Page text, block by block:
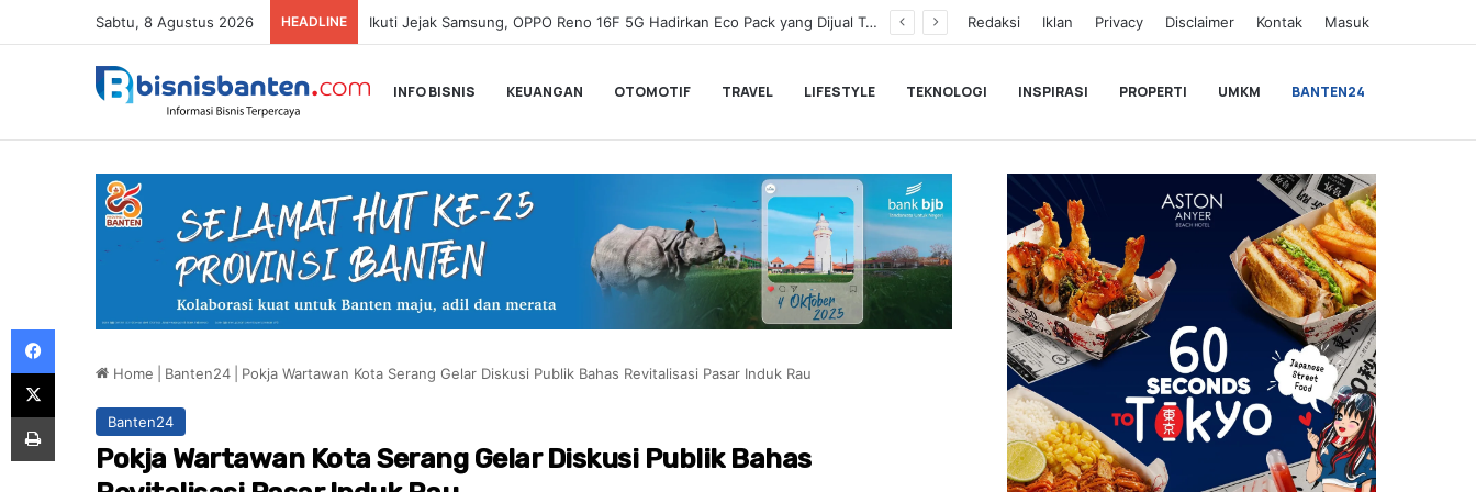
Sabtu, 8 Agustus 2026 HEADLINE Wamenkeu Juda Agung Optimis Ekonomi Tumbuh Kuat dan Fiskal Tetap Terjaga di Tengah Ketidakpastian Global Redaksi Iklan Privacy Disclaimer Kontak Masuk
INFO BISNIS KEUANGAN OTOMOTIF TRAVEL LIFESTYLE TEKNOLOGI INSPIRASI PROPERTI UMKM BANTEN24
Home Banten24 Pokja Wartawan Kota Serang Gelar Diskusi Publik Bahas Revitalisasi Pasar Induk Rau
Banten24
Pokja Wartawan Kota Serang Gelar Diskusi Publik Bahas
Facebook